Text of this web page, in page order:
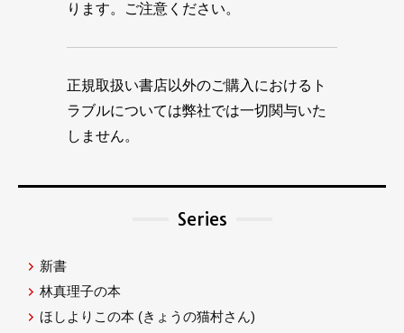
ります。ご注意ください。
正規取扱い書店以外のご購入におけるト
ラブルについては弊社では一切関与いた
しません。
Series
新書
林真理子の本
ほしよりこの本 (きょうの猫村さん)